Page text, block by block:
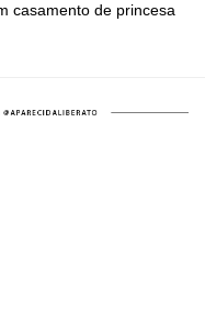
casamento de princesa